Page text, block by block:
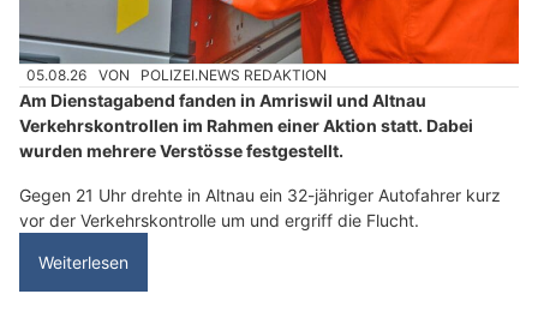
05.08.26 VON POLIZEI.NEWS REDAKTION
Am Dienstagabend fanden in Amriswil und Altnau
Verkehrskontrollen im Rahmen einer Aktion statt. Dabei
wurden mehrere Verstösse festgestellt.
Gegen 21 Uhr drehte in Altnau ein 32-jähriger Autofahrer kurz
vor der Verkehrskontrolle um und ergriff die Flucht.
Weiterlesen